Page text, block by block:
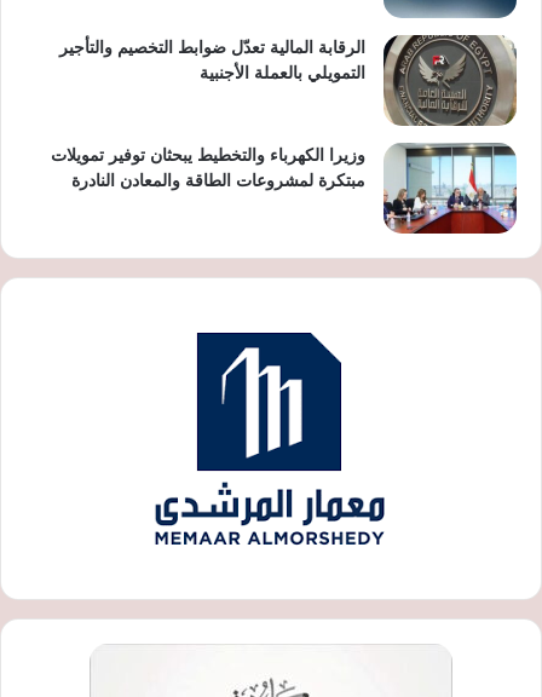
الرقابة المالية تعدّل ضوابط التخصيم والتأجير
التمويلي بالعملة الأجنبية
وزيرا الكهرباء والتخطيط يبحثان توفير تمويلات
مبتكرة لمشروعات الطاقة والمعادن النادرة